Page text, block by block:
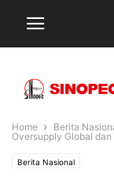
Home Berita
Oversupply Global
Berita Nasional